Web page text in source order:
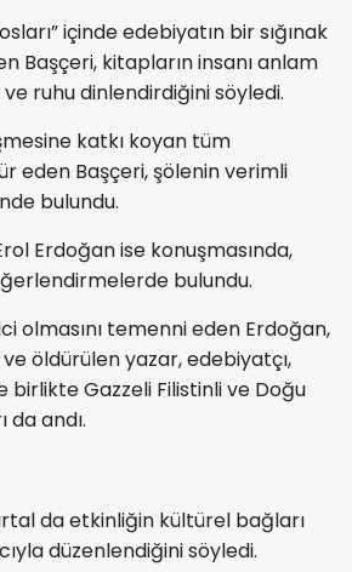
içinde edebiyatın bir sığınak
Başçeri, kitapların insanı anlam
ve ruhu dinlendirdiğini söyledi.
katkı koyan tüm
eden Başçeri, şölenin verimli
bulundu.
Erdoğan ise konuşmasında,
bulundu.
olmasını temenni eden Erdoğan,
öldürülen yazar, edebiyatçı,
birlikte Gazzeli Filistinli ve Doğu
da andı.
da etkinliğin kültürel bağları
düzenlendiğini söyledi.